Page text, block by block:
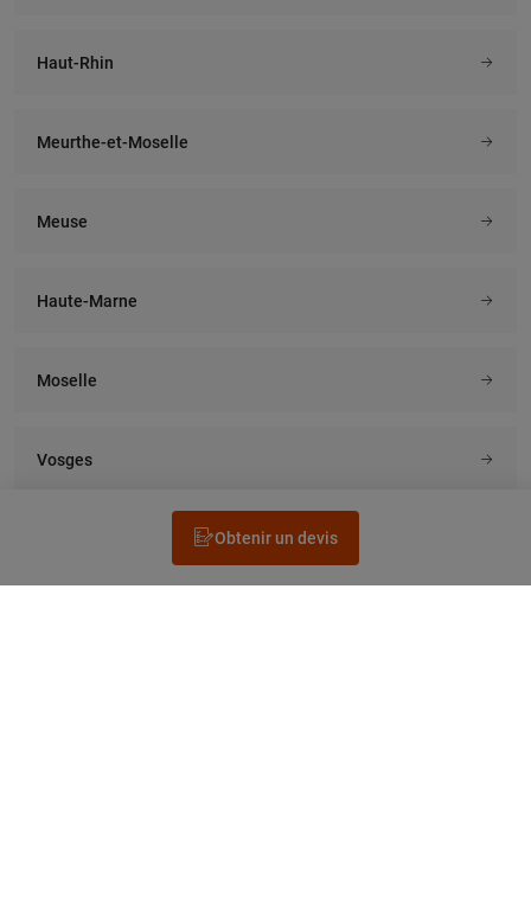
Obtenir un devis
Haut-Rhin
Meurthe-et-Moselle
Meuse
Haute-Marne
Moselle
Vosges